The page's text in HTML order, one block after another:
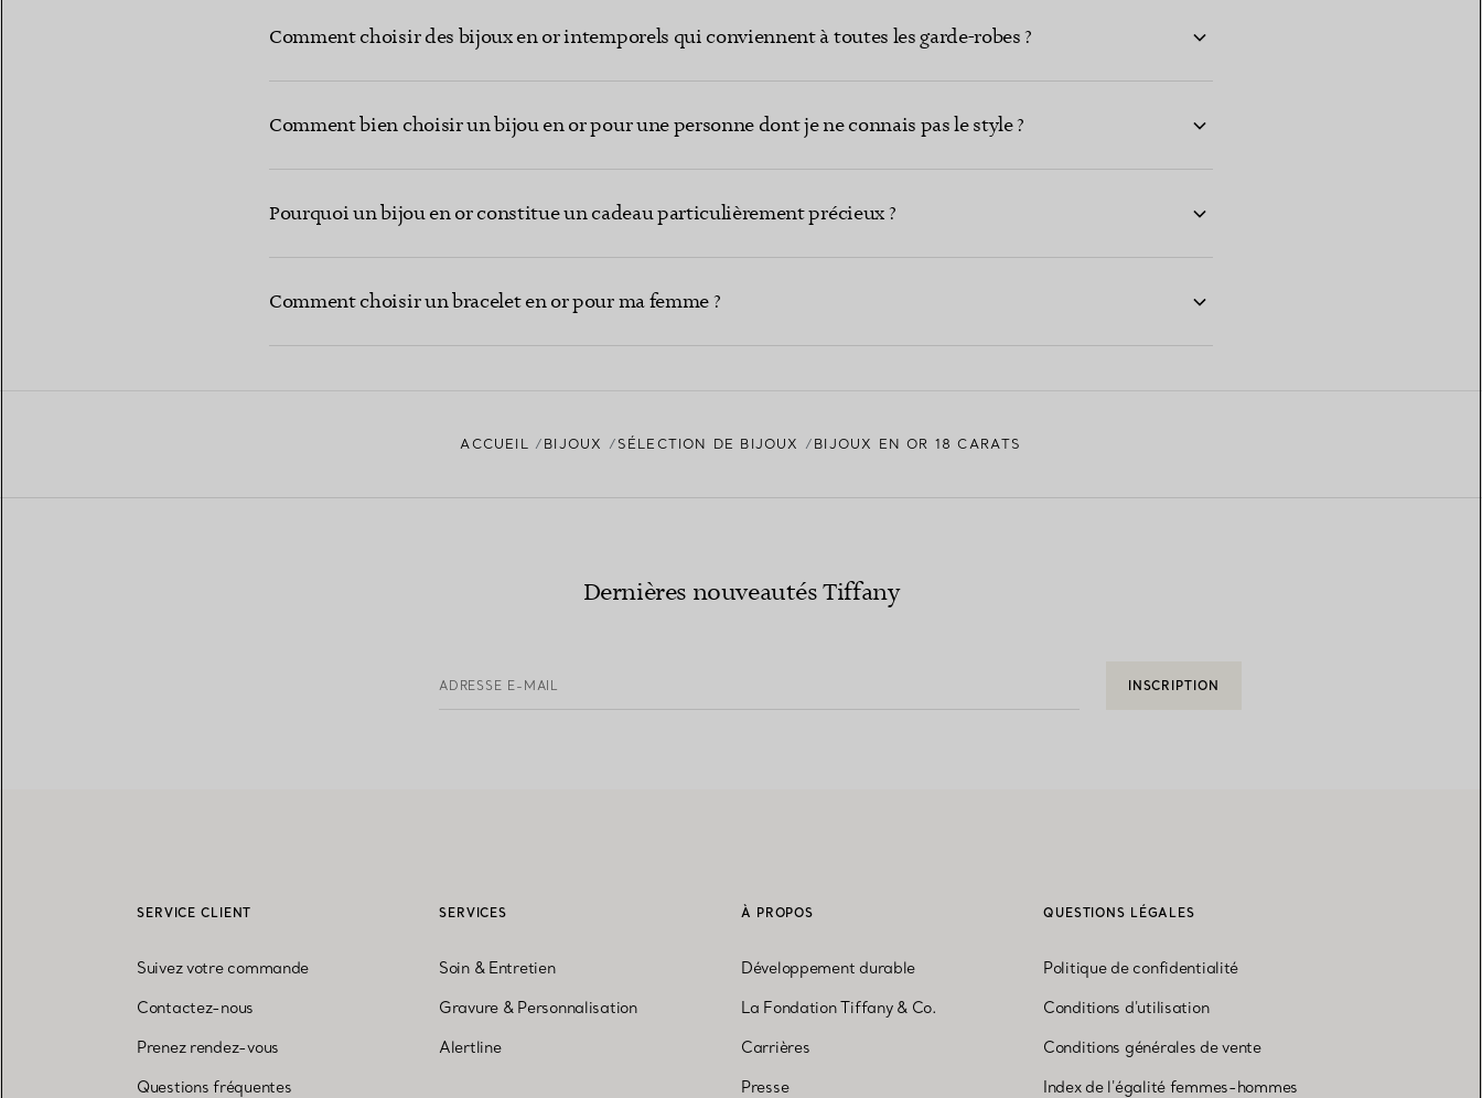
Comment choisir des bijoux en or intemporels qui conviennent à toutes les garde-robes ?
Comment bien choisir un bijou en or pour une personne dont je ne connais pas le style ?
Pourquoi un bijou en or constitue un cadeau particulièrement précieux ?
Comment choisir un bracelet en or pour ma femme ?
ACCUEIL BIJOUX SÉLECTION DE BIJOUX BIJOUX EN OR 18 CARATS
Dernières nouveautés Tiffany
ADRESSE E-MAIL INSCRIPTION
SERVICE CLIENT
Suivez votre commande
Contactez-nous
Prenez rendez-vous
Questions fréquentes
SERVICES
Soin & Entretien
Gravure & Personnalisation
Alertline
À PROPOS
Développement durable
La Fondation Tiffany & Co.
Carrières
Presse
QUESTIONS LÉGALES
Politique de confidentialité
Conditions d'utilisation
Conditions générales de vente
Index de l'égalité femmes-hommes